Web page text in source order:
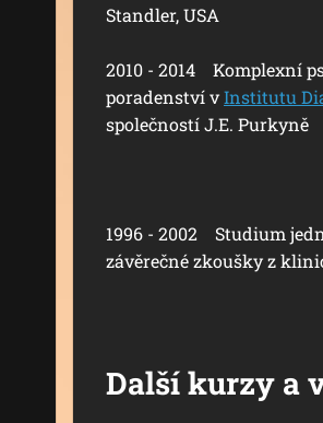
Standler, USA
2010 - 2014 Komplexní
poradenství vInstitutu
společností J.E. Purkyně
1996 - 2002 Studium
závěrečné zkoušky z
Další kurzy a